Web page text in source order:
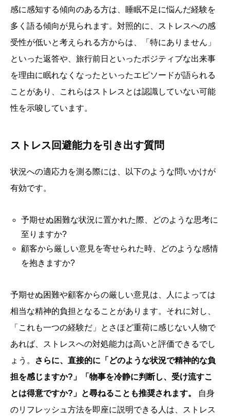
感に感知する傾向のある方は、睡眠不足に悩んだ経験を
多く語る傾向が見られます。対照的に、ストレスへの感
受性が低いと考えられる方からは、「特にありません」
といった返答や、旅行前日といったポジティブな出来事
を理由に眠れなくなったといったエピソードが語られる
ことがあり、これらはストレスとは認識していない可能
性を示唆しています。
ストレス回避能力を引き出す質問
状況への適応力を測る際には、以下のような問いかけが
有効です。
予期せぬ困難な状況に置かれた際、どのような思考に
至りますか?
顧客から厳しい意見を寄せられた時、どのような感情
を抱きますか?
予期せぬ困難や顧客からの厳しい意見は、人によっては
相当な精神的負担となることがあります。それに対し、
「これも一つの経験だ」とさほど重荷に感じない人物で
あれば、ストレスへの対処能力は高いと評価できるでし
ょう。
さらに、直接的に「どのような状況で精神的な負
担を感じますか?」「物事を冷静に判断し、受け流すこ
とは得意ですか?」と尋ねることも推奨されます。
自身
のリフレッシュ方法を即座に説明できる人は、ストレス